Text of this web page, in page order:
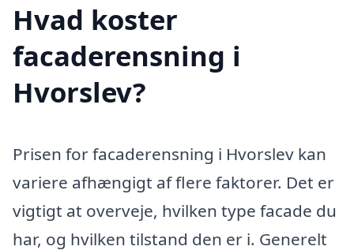
Hvad koster
facaderensning i
Hvorslev?
Prisen for facaderensning i Hvorslev kan
variere afhængigt af flere faktorer. Det er
vigtigt at overveje, hvilken type facade du
har, og hvilken tilstand den er i. Generelt